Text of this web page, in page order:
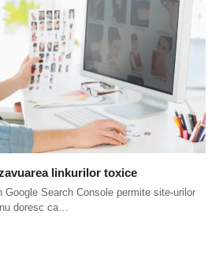
linkurilor toxice
Google Search Console permite site-urilor
doresc ca…